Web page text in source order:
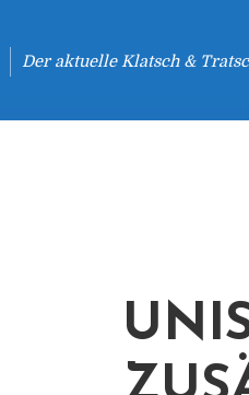
Der aktuelle Klatsch &